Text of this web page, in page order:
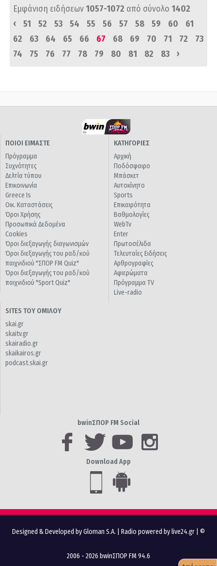
Εμφάνιση ειδήσεων1057-1072 από σύνολο 1402
‹
51 52 53 54 55 56 57 58 59 60
61
62
63 64 65 66 67 68 69 70 71 72
73
74
75 76 77 78 79 80 81 82 83 ›
ΠΟΙΟΙ ΕΙΜΑΣΤΕ
Πρόγραμμα
Συχνότητες
Δελτία τύπου
Επικοινωνία
Greece Is
Οικ. Καταστάσεις
Όροι Χρήσης
Προσωπικά Δεδομένα
Cookies
Όροι διεξαγωγής διαγωνισμών
Όροι διεξαγωγής του ραδ/κού
παιχνιδιού "ΣΠΟΡ FM Quiz"
Όροι διεξαγωγής του ραδ/κού
παιχνιδιού "Sport Quiz"
ΚΑΤΗΓΟΡΙΕΣ
Αρχική
Ποδόσφαιρο
Μπάσκετ
Αυτοκίνητο
Sports
Επικαιρότητα
Βαθμολογίες
WebTv
Enter
Πρωτοσέλιδα
Τελευταίες Ειδήσεις
Αρθρογραφίες
Αφιερώματα
Πρόγραμμα TV
Live-radio
SITES ΤΟΥ ΟΜΙΛΟΥ
skai.gr
skaitv.gr
skairadio.gr
skaikairos.gr
podcast.skai.gr
bwinΣΠΟΡ FM Social
Download App
Designed & Developed by Gloman S.A. Radio powered by live24.gr | ©
2006 - 2026 bwinΣΠΟΡ FM 94.6